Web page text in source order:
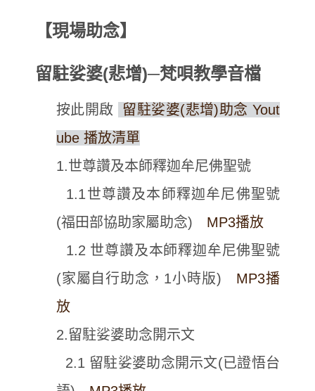
【現場助念】
留駐娑婆(悲增)─梵唄教學音檔
按此開啟
留駐娑婆(悲增)助念 Yout
ube 播放清單
1.世尊讚及本師釋迦牟尼佛聖號
1.1世尊讚及本師釋迦牟尼佛聖號
(福田部協助家屬助念) MP3播放
1.2 世尊讚及本師釋迦牟尼佛聖號
(家屬自行助念，1小時版) MP3播
放
2.留駐娑婆助念開示文
2.1 留駐娑婆助念開示文(已證悟台